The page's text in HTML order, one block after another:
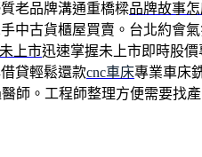
老品牌溝通重橋樑品牌故事
中古貨櫃屋買賣。台北約會
未上市迅速掌握未上市即時股
貸輕鬆還款cnc車床專業車床
師。工程師整理方便需要找